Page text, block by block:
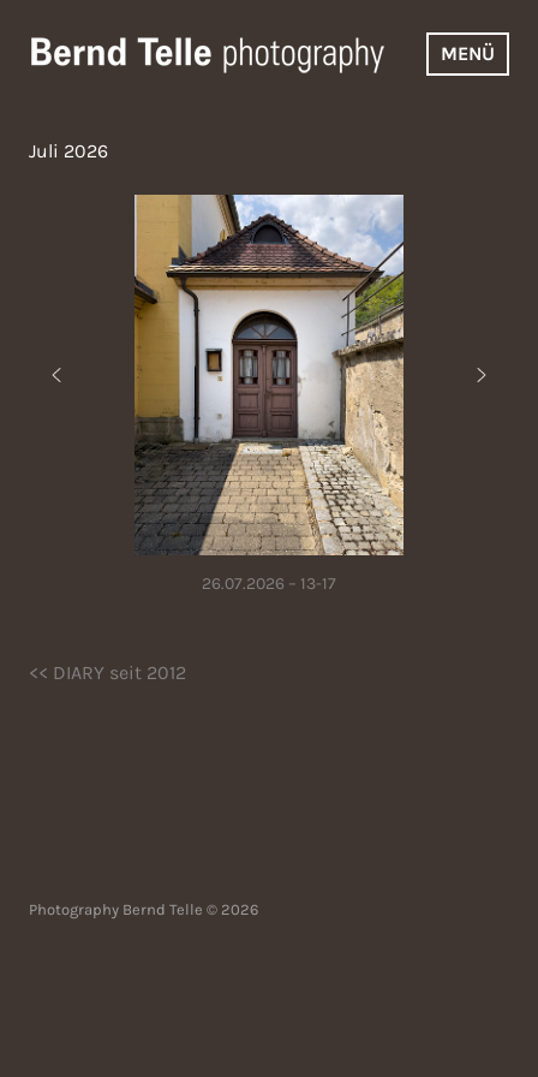
Inhalt
springen
MENÜ
Juli 2026
26.07.2026 – 13-17
<< DIARY seit 2012
Photography Bernd Telle © 2026